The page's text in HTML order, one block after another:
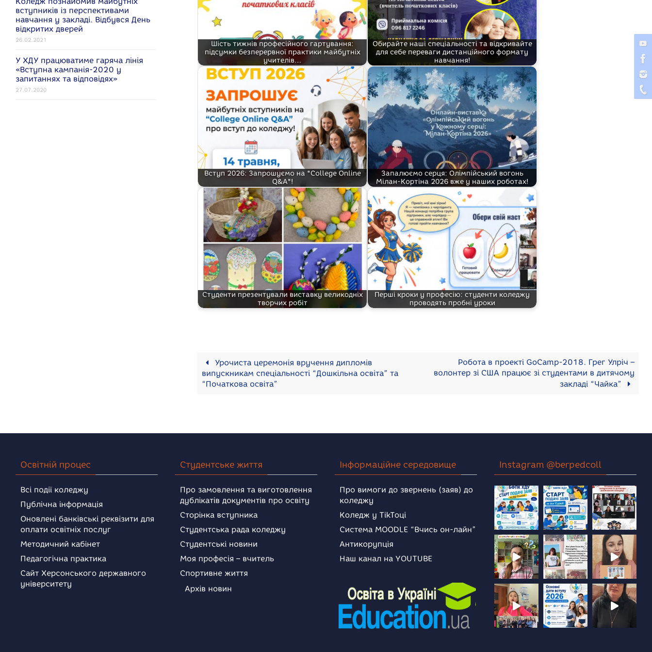
Шість тижнів професійного гартування:
підсумки безперервної практики майбутніх
учителів…
Обирайте наші спеціальності та відкривайте
для себе переваги дистанційного формату
навчання!
Вступ 2026: Запрошуємо на "College Online
Q&A"!
Запалюємо серця: Олімпійський вогонь
Мілан-Кортіна 2026 вже у наших роботах!
Студенти презентували виставку великодніх
творчих робіт
Перші кроки у професію: студенти коледжу
проводять пробні уроки
Урочиста церемонія вручення дипломів
випускникам спеціальності “Дошкільна освіта” та
“Початкова освіта”
Робота в проекті GoCamp-2018. Грег Улріч –
волонтер зі США працює зі студентами в дитячому
закладі “Чайка”
вступників із перспективами
навчання у закладі. Відбувся День
відкритих дверей
26.02.2021
У ХДУ працюватиме гаряча лінія
«Вступна кампанія-2020 у
запитаннях та відповідях»
27.07.2020
Освітній процес
Всі події коледжу
Публічна інформація
Оновлені банківські реквізити для
оплати освітніх послуг
Методичний кабінет
Педагогічна практика
Сайт Херсонського державного
університету
Студентське життя
Про замовлення та виготовлення
дублікатів документів про освіту
Сторінка вступника
Студентська рада коледжу
Студентські новини
Моя професія – вчитель
Спортивне життя
Архів новин
Інформаційне середовище
Про вимоги до звернень (заяв) до
коледжу
Коледж у TikToці
Система MOODLE “Вчись он-лайн”
Антикорупція
Наш канал на YOUTUBE
Instagram @berpedcoll